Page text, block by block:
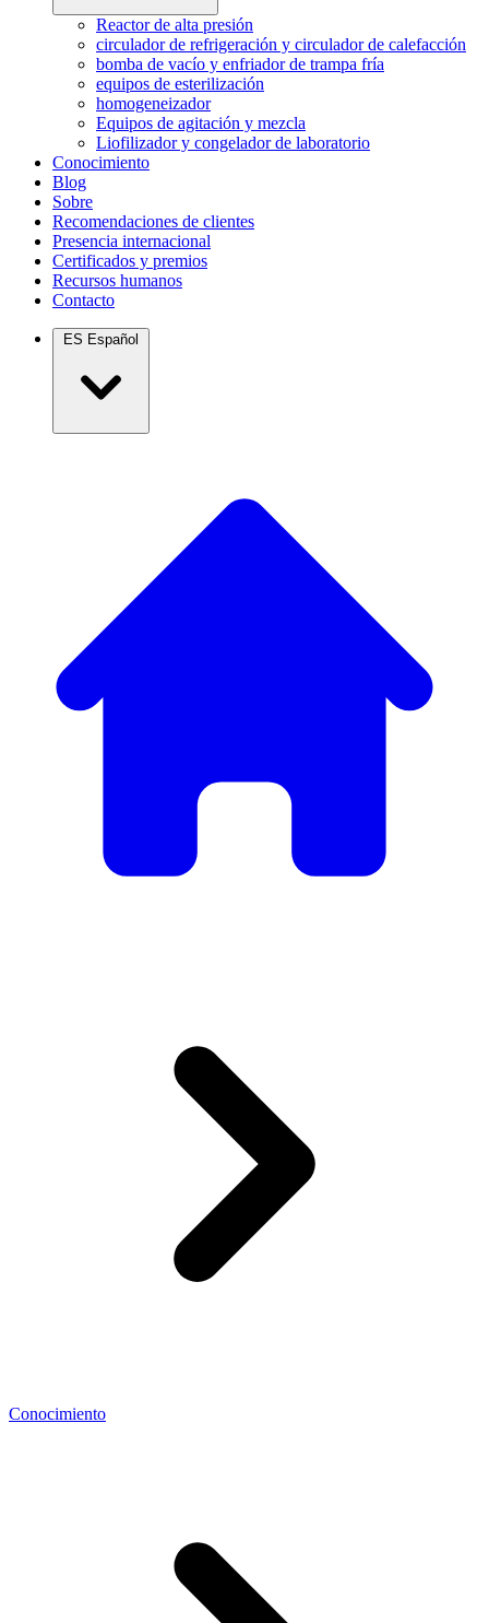
Reactor de alta presión
circulador de refrigeración y circulador de calefacción
bomba de vacío y enfriador de trampa fría
equipos de esterilización
homogeneizador
Equipos de agitación y mezcla
Liofilizador y congelador de laboratorio
Conocimiento
Blog
Sobre
Recomendaciones de clientes
Presencia internacional
Certificados y premios
Recursos humanos
Contacto
ES Español
Conocimiento